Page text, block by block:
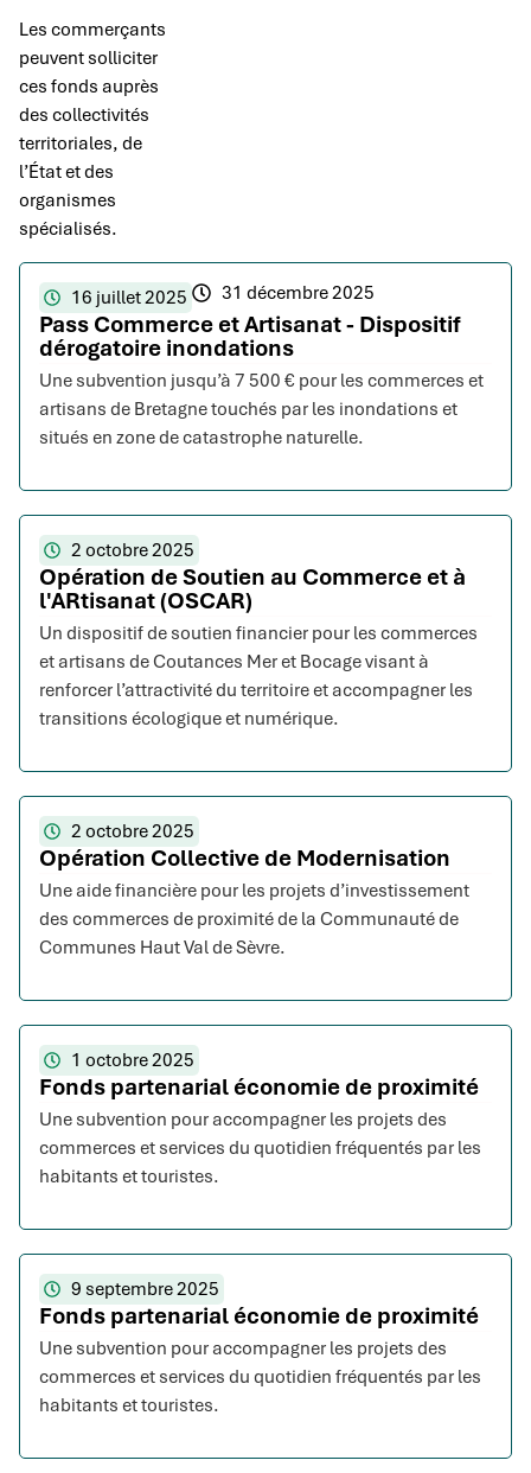
Les commerçants
peuvent solliciter
ces fonds auprès
des collectivités
territoriales, de
l’État et des
organismes
spécialisés.
16 juillet 2025 31 décembre 2025
Pass Commerce et Artisanat - Dispositif
dérogatoire inondations
Une subvention jusqu’à 7 500 € pour les commerces et
artisans de Bretagne touchés par les inondations et
situés en zone de catastrophe naturelle.
2 octobre 2025
Opération de Soutien au Commerce et à
l'ARtisanat (OSCAR)
Un dispositif de soutien financier pour les commerces
et artisans de Coutances Mer et Bocage visant à
renforcer l’attractivité du territoire et accompagner les
transitions écologique et numérique.
2 octobre 2025
Opération Collective de Modernisation
Une aide financière pour les projets d’investissement
des commerces de proximité de la Communauté de
Communes Haut Val de Sèvre.
1 octobre 2025
Fonds partenarial économie de proximité
Une subvention pour accompagner les projets des
commerces et services du quotidien fréquentés par les
habitants et touristes.
9 septembre 2025
Fonds partenarial économie de proximité
Une subvention pour accompagner les projets des
commerces et services du quotidien fréquentés par les
habitants et touristes.